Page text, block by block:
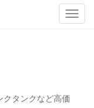
ナ
タンクなど高価